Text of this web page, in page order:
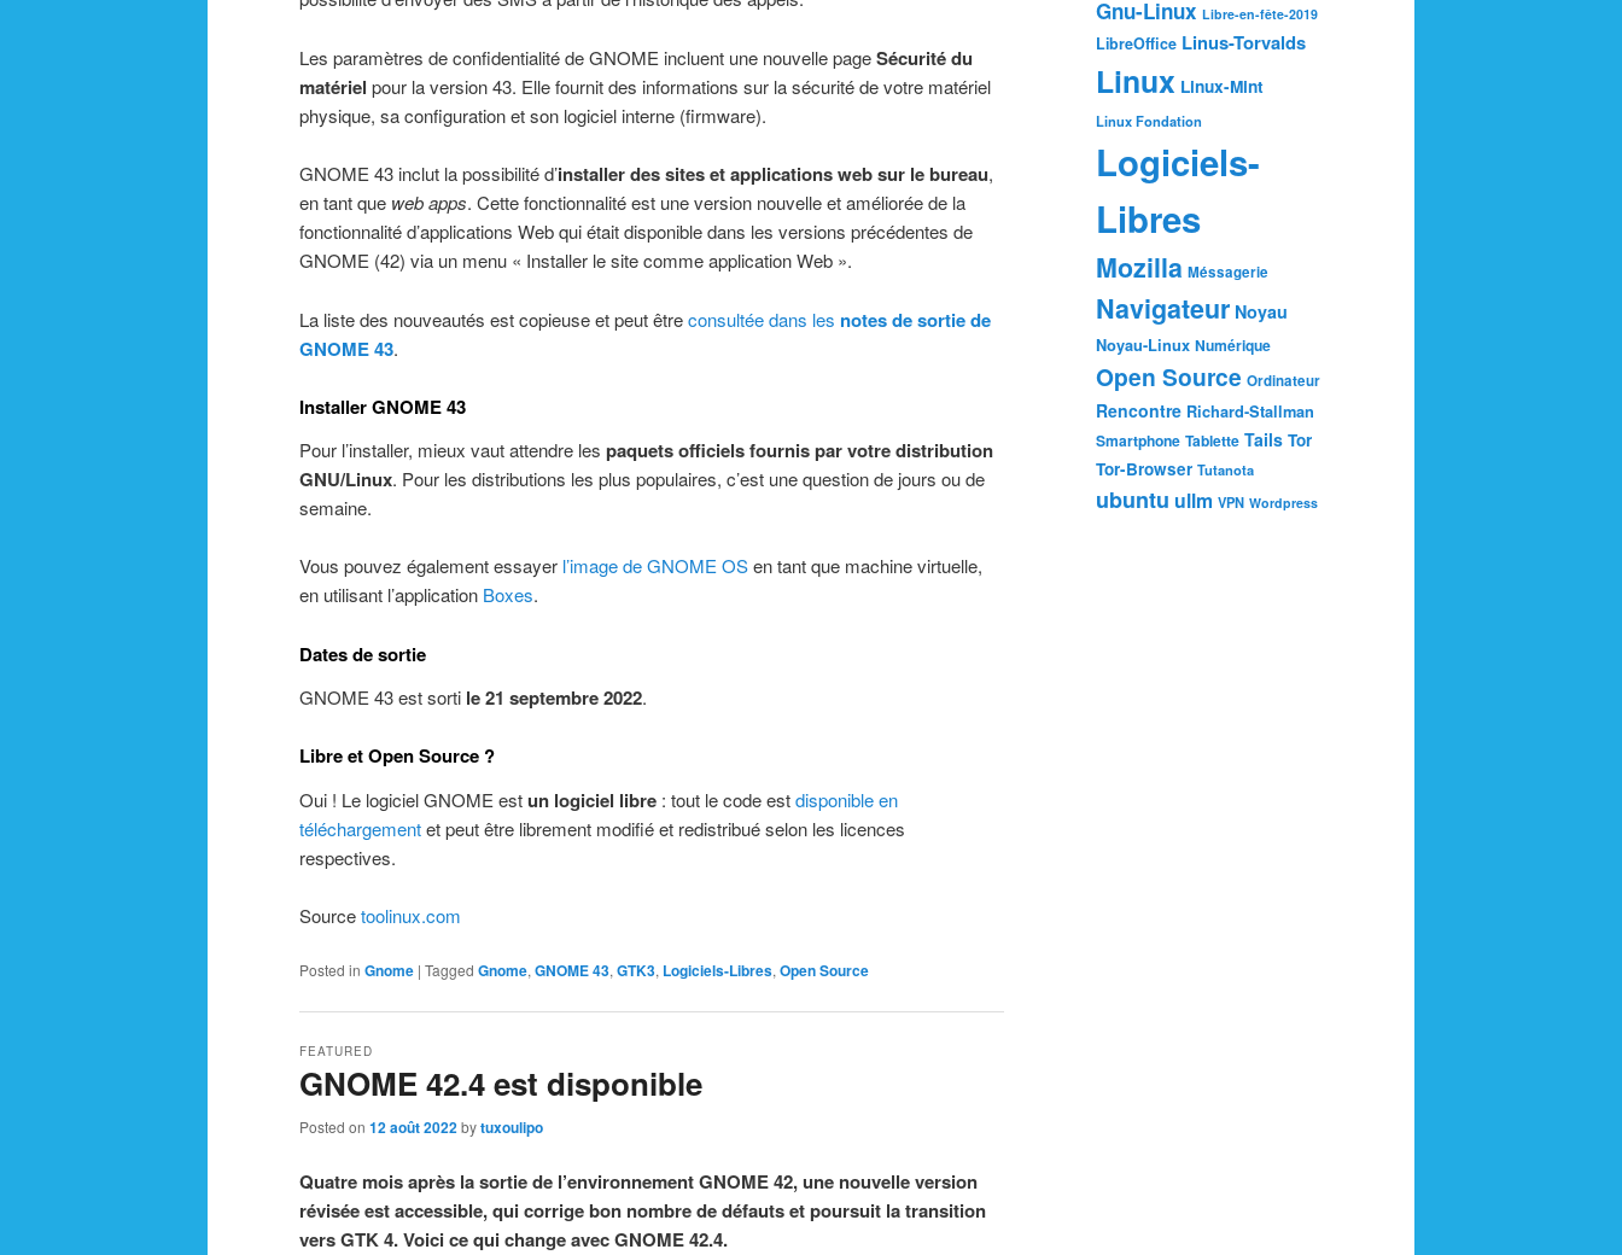
Les paramètres de confidentialité de GNOME incluent une nouvelle pageSécurité du
matériel pour la version 43. Elle fournit des informations sur la sécurité de votre matériel
physique, sa configuration et son logiciel interne (firmware).
GNOME 43 inclut la possibilité d’installer des sites et applications web sur le bureau,
en tant que web apps. Cette fonctionnalité est une version nouvelle et améliorée de la
fonctionnalité d’applications Web qui était disponible dans les versions précédentes de
GNOME (42) via un menu « Installer le site comme application Web ».
La liste des nouveautés est copieuse et peut êtreconsultée dans les notes de sortie de
GNOME 43.
Installer GNOME 43
Pour l’installer, mieux vaut attendre les paquets officiels fournis par votre distribution
GNU/Linux. Pour les distributions les plus populaires, c’est une question de jours ou de
semaine.
Vous pouvez également essayer l’image de GNOME OSen tant que machine virtuelle,
en utilisant l’application Boxes.
Dates de sortie
GNOME 43 est sorti le 21 septembre 2022.
Libre et Open Source ?
Oui ! Le logiciel GNOME estun logiciel libre : tout le code estdisponible en
téléchargementet peut être librement modifié et redistribué selon les licences
respectives.
Sourcetoolinux.com
Posted in Gnome | Tagged Gnome, GNOME 43, GTK3, Logiciels-Libres, Open Source
GNOME 42.4 est disponible
FEATURED
Posted on 12 août 2022bytuxoulipo
Quatre mois après la sortie de l’environnement GNOME 42, une nouvelle version
révisée est accessible, qui corrige bon nombre de défauts et poursuit la transition
vers GTK 4. Voici ce qui change avec GNOME 42.4.
Gnu-Linux Libre-en-fête-2019
LibreOffice Linus-Torvalds
Linux Linux-Mint
Linux Fondation
Logiciels-
Libres
Mozilla Méssagerie
Navigateur Noyau
Noyau-Linux Numérique
Open Source Ordinateur
Rencontre Richard-Stallman
Smartphone Tablette Tails Tor
Tor-Browser Tutanota
ubuntu ullm VPN Wordpress